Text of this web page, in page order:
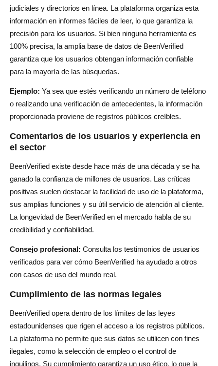
judiciales y directorios en línea. La plataforma organiza esta
información en informes fáciles de leer, lo que garantiza la
precisión para los usuarios. Si bien ninguna herramienta es
100% precisa, la amplia base de datos de BeenVerified
garantiza que los usuarios obtengan información confiable
para la mayoría de las búsquedas.
Ejemplo: Ya sea que estés verificando un número de teléfono
o realizando una verificación de antecedentes, la información
proporcionada proviene de registros públicos creíbles.
Comentarios de los usuarios y experiencia en
el sector
BeenVerified existe desde hace más de una década y se ha
ganado la confianza de millones de usuarios. Las críticas
positivas suelen destacar la facilidad de uso de la plataforma,
sus amplias funciones y su útil servicio de atención al cliente.
La longevidad de BeenVerified en el mercado habla de su
credibilidad y confiabilidad.
Consejo profesional: Consulta los testimonios de usuarios
verificados para ver cómo BeenVerified ha ayudado a otros
con casos de uso del mundo real.
Cumplimiento de las normas legales
BeenVerified opera dentro de los límites de las leyes
estadounidenses que rigen el acceso a los registros públicos.
La plataforma no permite que sus datos se utilicen con fines
ilegales, como la selección de empleo o el control de
inquilinos. Su cumplimiento garantiza un uso ético, lo que la